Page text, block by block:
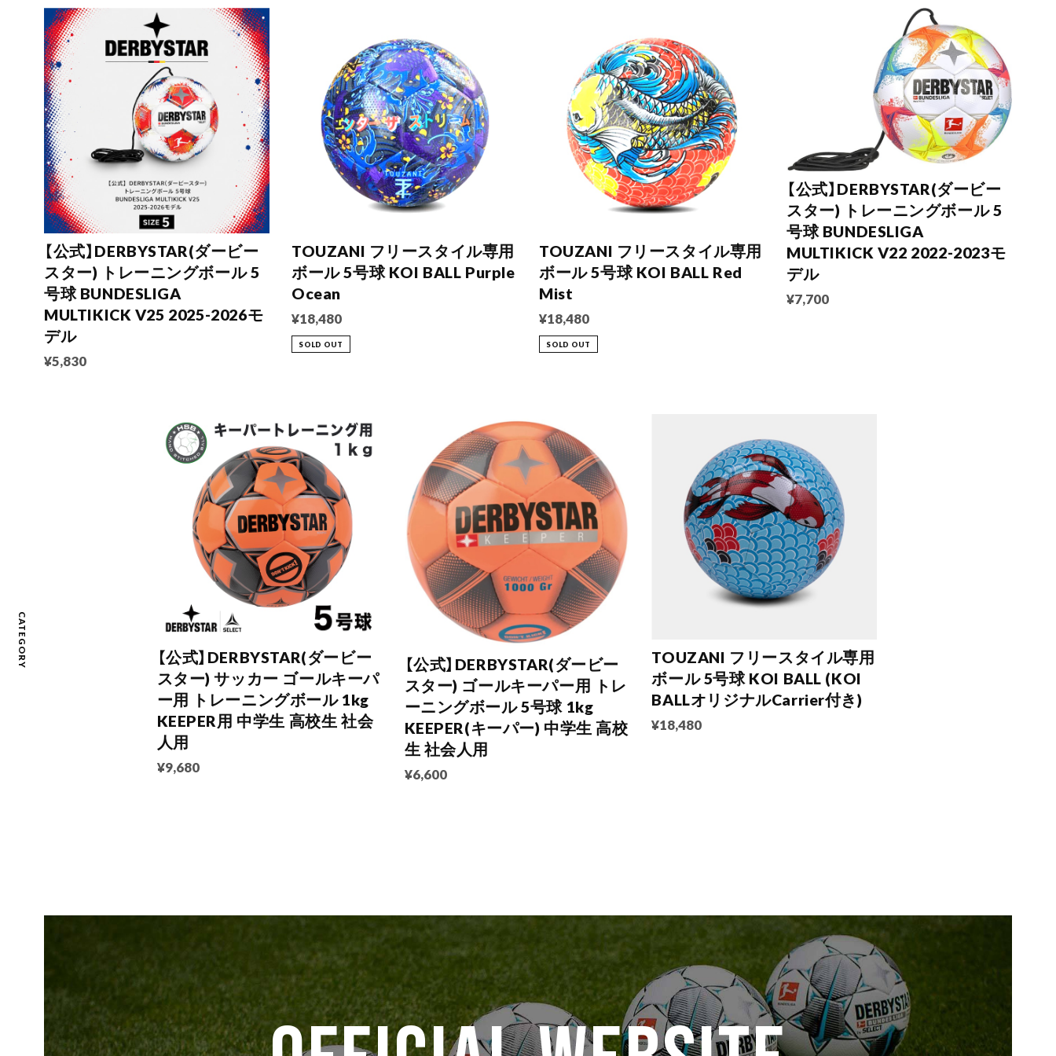
CATEGORY
【公式】DERBYSTAR(ダービー
スター) トレーニングボール 5
号球 BUNDESLIGA
MULTIKICK V25 2025-2026モ
デル
¥5,830
TOUZANI フリースタイル専用
ボール 5号球 KOI BALL Purple
Ocean
¥18,480
SOLD OUT
TOUZANI フリースタイル専用
ボール 5号球 KOI BALL Red
Mist
¥18,480
SOLD OUT
【公式】DERBYSTAR(ダービー
スター) トレーニングボール 5
号球 BUNDESLIGA
MULTIKICK V22 2022-2023モ
デル
¥7,700
【公式】DERBYSTAR(ダービー
スター) サッカー ゴールキーパ
ー用 トレーニングボール 1kg
KEEPER用 中学生 高校生 社会
人用
¥9,680
【公式】DERBYSTAR(ダービー
スター) ゴールキーパー用 トレ
ーニングボール 5号球 1kg
KEEPER(キーパー) 中学生 高校
生 社会人用
¥6,600
TOUZANI フリースタイル専用
ボール 5号球 KOI BALL (KOI
BALLオリジナルCarrier付き)
¥18,480